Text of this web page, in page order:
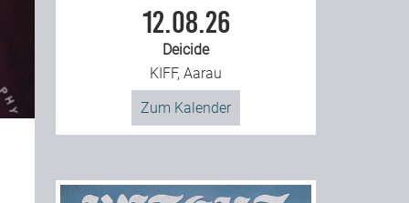
12.08.26
Deicide
KIFF, Aarau
Zum Kalender